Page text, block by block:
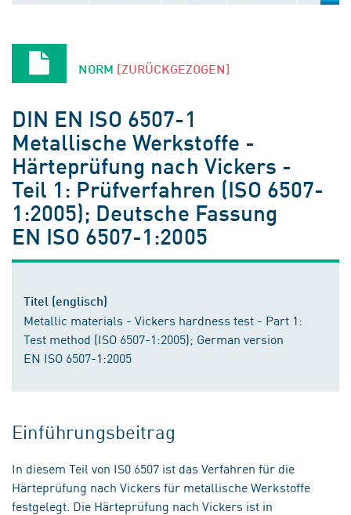
NORM [ZURÜCKGEZOGEN]
DIN EN ISO 6507-1
Metallische Werkstoffe -
Härteprüfung nach Vickers -
Teil 1: Prüfverfahren (ISO 6507-
1:2005); Deutsche Fassung
EN ISO 6507-1:2005
Titel (englisch)
Metallic materials - Vickers hardness test - Part 1:
Test method (ISO 6507-1:2005); German version
EN ISO 6507-1:2005
Einführungsbeitrag
In diesem Teil von IS0 6507 ist das Verfahren für die
Härteprüfung nach Vickers für metallische Werkstoffe
festgelegt. Die Härteprüfung nach Vickers ist in